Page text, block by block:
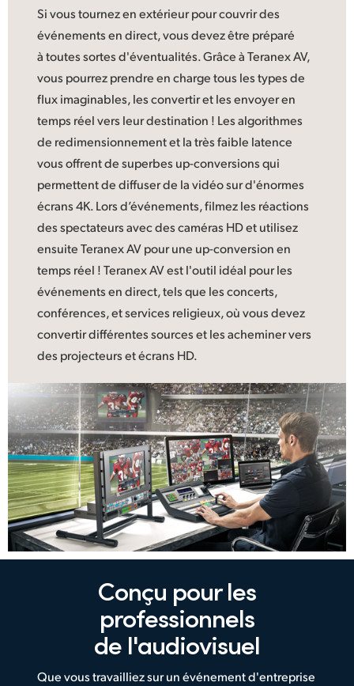
Si vous tournez en extérieur pour couvrir des
événements en direct, vous devez être préparé
à toutes sortes d'éventualités. Grâce à Teranex AV,
vous pourrez prendre en charge tous les types de
flux imaginables, les convertir et les envoyer en
temps réel vers leur destination ! Les algorithmes
de redimensionnement et la très faible latence
vous offrent de superbes up-conversions qui
permettent de diffuser de la vidéo sur d'énormes
écrans 4K. Lors d’événements, filmez les réactions
des spectateurs avec des caméras HD et utilisez
ensuite Teranex AV pour une up-conversion en
temps réel ! Teranex AV est l'outil idéal pour les
événements en direct, tels que les concerts,
conférences, et services religieux, où vous devez
convertir différentes sources et les acheminer vers
des projecteurs et écrans HD.
Conçu pourles
professionnels
de l'audiovisuel
Que vous travailliez sur un événement d'entreprise